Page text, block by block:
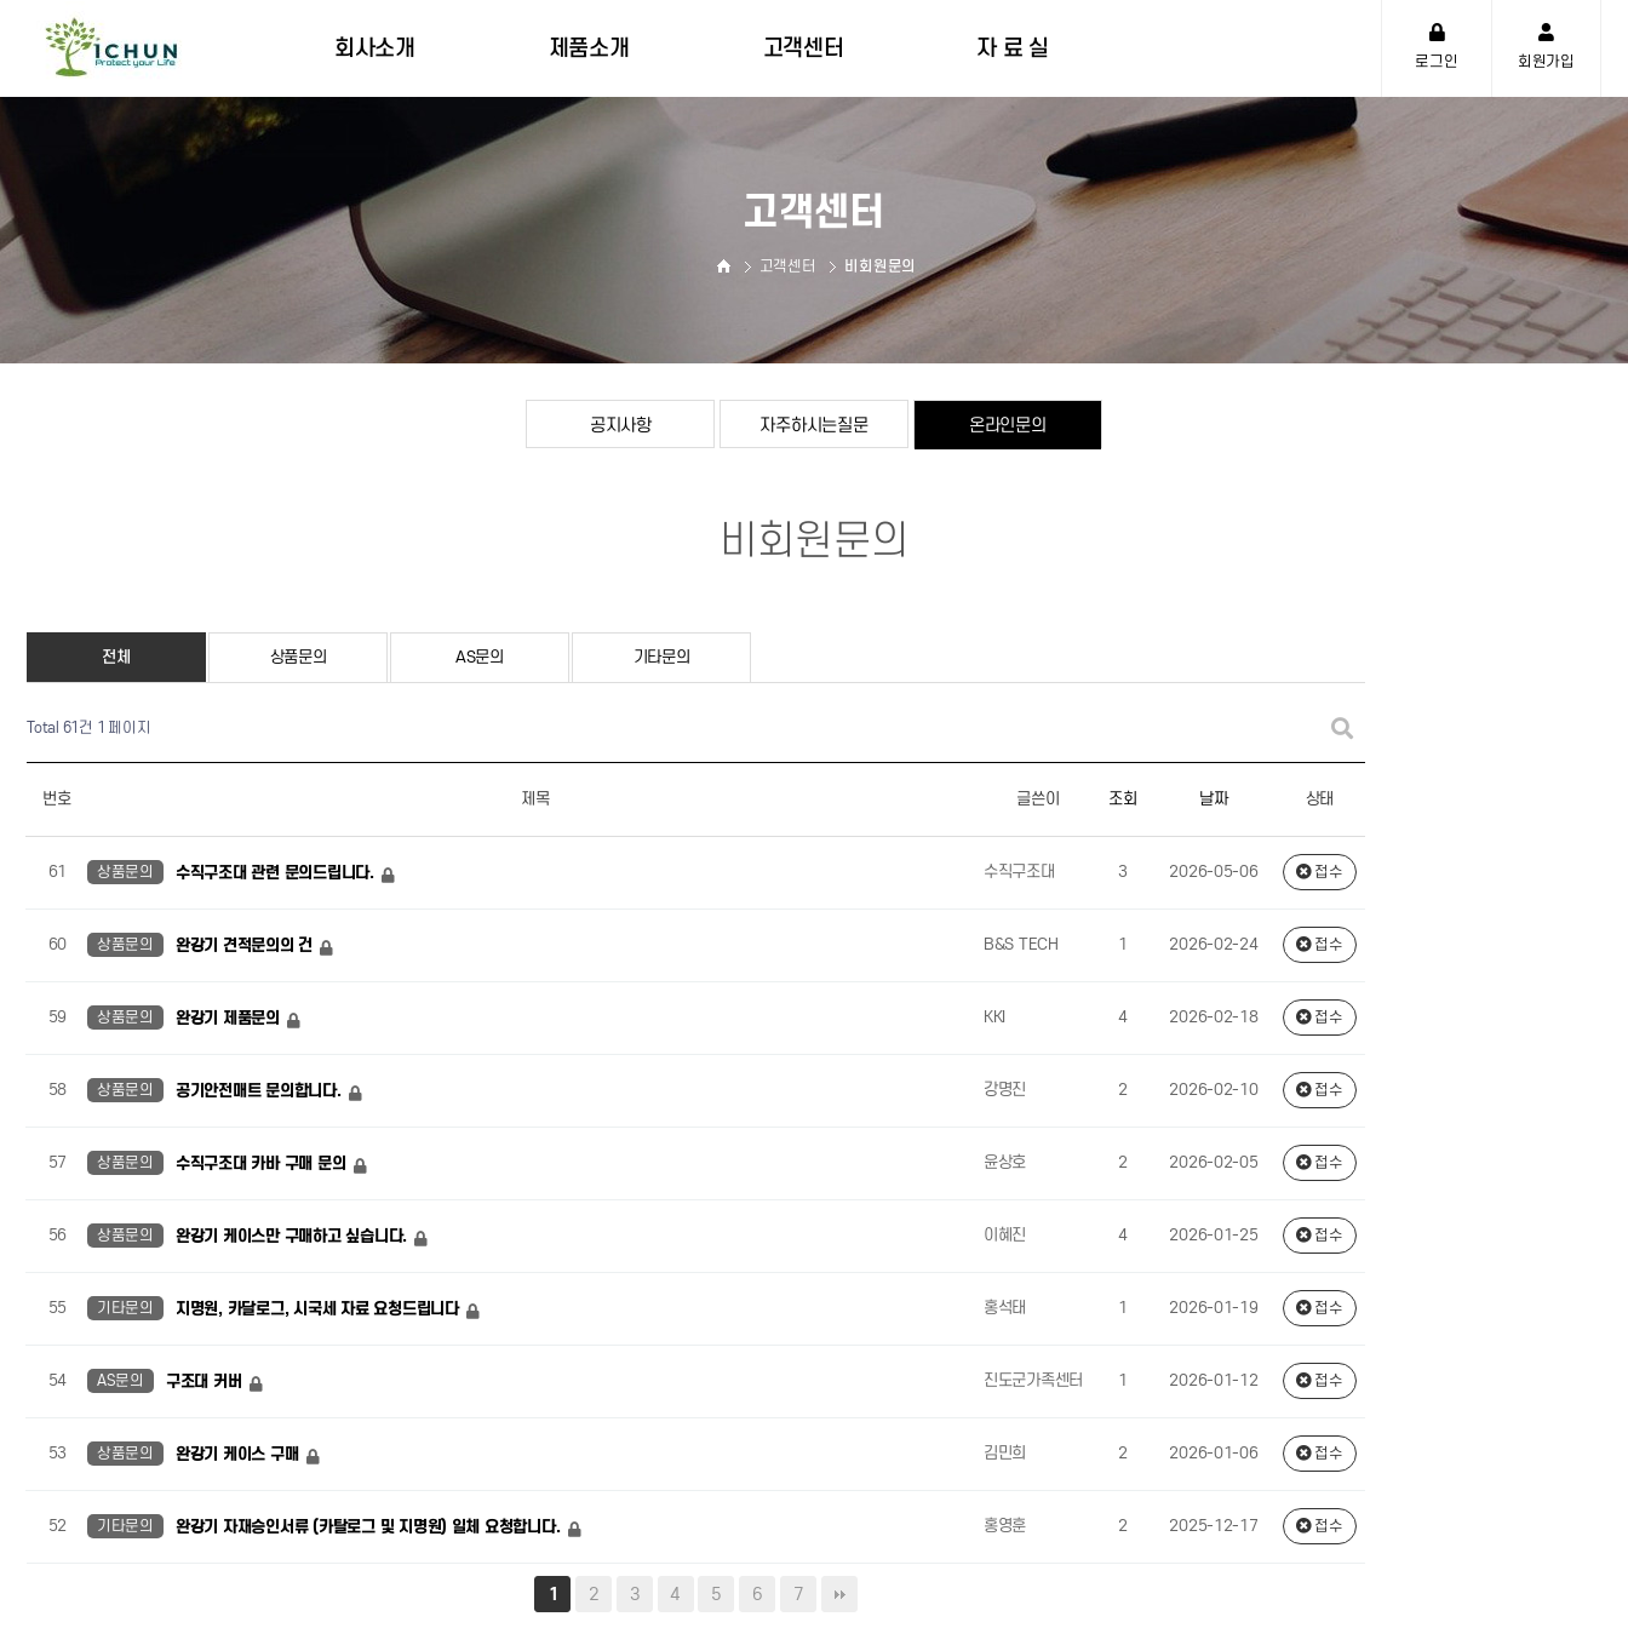
회사소개
오시는길
제품소개 고객센터
자주하시는질문
온라인문의
자 료 실 로그인 회원가입
공지사항 자주하시는질문 온라인문의
고객센터 비회원문의
고객센터
비회원문의
전체 상품문의 AS문의 기타문의
Total 61건 1 페이지
번호 제목 글쓴이 조회 날짜 상태
61 상품문의 수직구조대 관련 문의드립니다. 수직구조대 3 2026-05-06 접수
60 상품문의 완강기 견적문의의 건 B&S TECH 1 2026-02-24 접수
59 상품문의 완강기 제품문의 KKI 4 2026-02-18 접수
58 상품문의 공기안전매트 문의합니다. 강명진 2 2026-02-10 접수
57 상품문의 수직구조대 카바 구매 문의 윤상호 2 2026-02-05 접수
56 상품문의 완강기 케이스만 구매하고 싶습니다. 이혜진 4 2026-01-25 접수
55 기타문의 지명원, 카달로그, 시국세 자료 요청드립니다 홍석태 1 2026-01-19 접수
54 AS문의 구조대 커버 진도군가족센터 1 2026-01-12 접수
53 상품문의 완강기 케이스 구매 김민희 2 2026-01-06 접수
52 기타문의 완강기 자재승인서류 (카탈로그 및 지명원) 일체 요청합니다. 홍영훈 2 2025-12-17 접수
1 2 3 4 5 6 7